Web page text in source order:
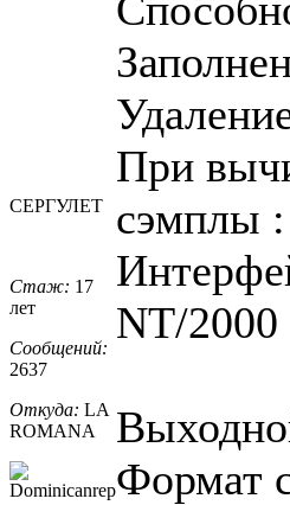
СЕРГУЛЕТ
Стаж: 17
лет
Сообщений:
2637
Откуда: LA
ROMANA
При
сэмплы
NT/2000
Формат